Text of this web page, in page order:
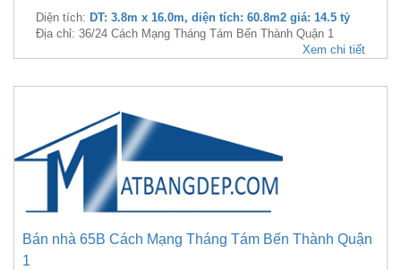
Diện tích: DT: 3.8m x 16.0m, diện tích: 60.8m2 giá: 14.5 tỷ
Địa chỉ: 36/24 Cách Mạng Tháng Tám Bến Thành Quận 1
Xem chi tiết
Bán nhà 65B Cách Mạng Tháng Tám Bến Thành Quận
1